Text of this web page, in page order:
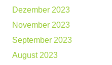
Dezember 2023
November 2023
September 2023
August 2023